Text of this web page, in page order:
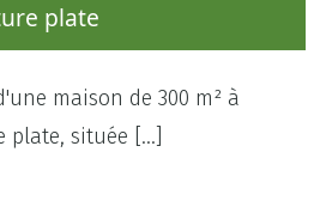
plate
maison de 300 m² à
plate, située […]